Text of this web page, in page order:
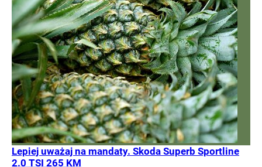
Lepiej uważaj na mandaty. Skoda Superb Sportline
2.0 TSI 265 KM